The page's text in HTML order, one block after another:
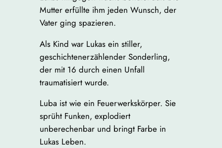
Mutter erfüllte ihm jeden Wunsch, der
Vater ging spazieren.
Als Kind war Lukas ein stiller,
geschichtenerzählender Sonderling,
der mit 16 durch einen Unfall
traumatisiert wurde.
Luba ist wie ein Feuerwerkskörper. Sie
sprüht Funken, explodiert
unberechenbar und bringt Farbe in
Lukas Leben.